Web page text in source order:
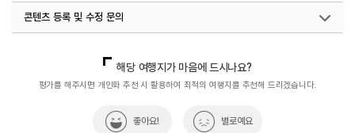
#한국불교 #흥국사
콘텐츠 등록 및 수정 문의
열린관광콘텐츠팀(열린관광-모두의여행)
033-738-3425
해당 여행지가 마음에 드시나요?
평가를 해주시면 개인화 추천 시 활용하여 최적의 여행지를 추천해 드리겠습니다.
좋아요! 별로예요